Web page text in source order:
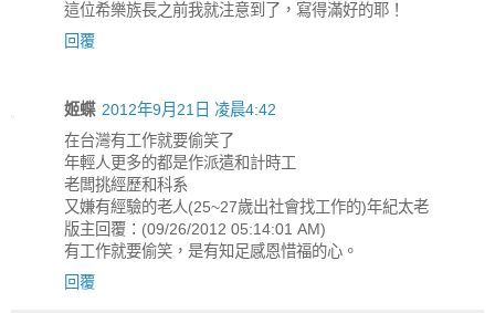
這位希樂族長之前我就注意到了，寫得滿好的耶！
回覆
姬蝶 2012年9月21日 凌晨4:42
在台灣有工作就要偷笑了
年輕人更多的都是作派遣和計時工
老闆挑經歷和科系
又嫌有經驗的老人(25~27歲出社會找工作的)年紀太老
版主回覆：(09/26/2012 05:14:01 AM)
有工作就要偷笑，是有知足感恩惜福的心。
回覆